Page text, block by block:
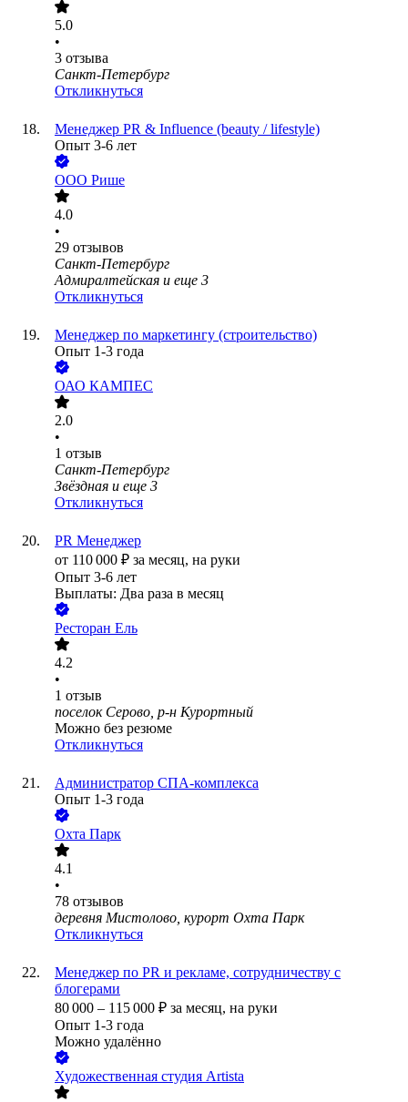
5.0
•
3 отзыва
Санкт-Петербург
Откликнуться
Менеджер PR & Influence (beauty / lifestyle)
Опыт 3-6 лет
ООО Рише
4.0
•
29 отзывов
Санкт-Петербург
Адмиралтейская и еще 3
Откликнуться
Менеджер по маркетингу (строительство)
Опыт 1-3 года
ОАО КАМПЕС
2.0
•
1 отзыв
Санкт-Петербург
Звёздная и еще 3
Откликнуться
PR Менеджер
от 110 000 ₽ за месяц, на руки
Опыт 3-6 лет
Выплаты: Два раза в месяц
Ресторан Ель
4.2
•
1 отзыв
поселок Серово, р-н Курортный
Можно без резюме
Откликнуться
Администратор СПА-комплекса
Опыт 1-3 года
Охта Парк
4.1
•
78 отзывов
деревня Мистолово, курорт Охта Парк
Откликнуться
Менеджер по PR и рекламе, сотрудничеству с
блогерами
80 000 – 115 000 ₽ за месяц, на руки
Опыт 1-3 года
Можно удалённо
Художественная студия Artista